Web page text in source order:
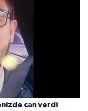
can verdi